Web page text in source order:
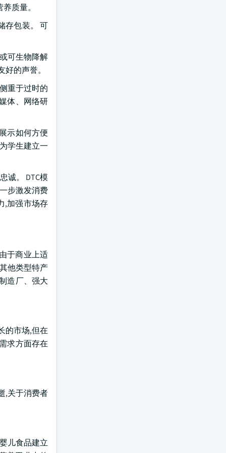
质量。
存包装。 可
可生物降解
的声誉。
重于过时的
体、网络研
示如何方便
学生建立一
诚。 DTC模
步激发消费
,加强市场存
于商业上适
他类型特产
造厂、强大
的市场,但在
求方面存在
,关于消费者
儿食品建立